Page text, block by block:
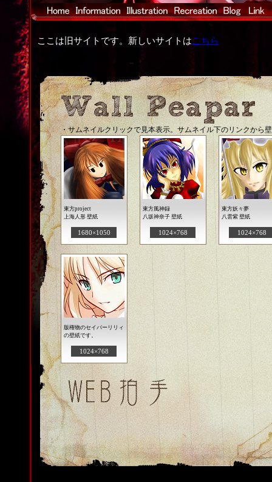
ここは旧サイトです。新しいサイトはこちら
・サムネイルクリックで見本表示。サムネイル下のリンクから
東方project
上海人形 壁紙
1680×1050
東方風神録
八坂神奈子 壁紙
1024×768
東方妖々夢
八雲紫 壁紙
1024×768
版権物のセイバーリリィ
の壁紙です。
1024×768